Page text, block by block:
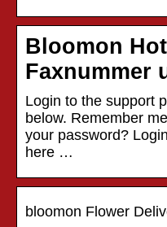
Bloomon
Faxnummer
Login to the support
below. Remember
your password?
here …
bloomon Flower